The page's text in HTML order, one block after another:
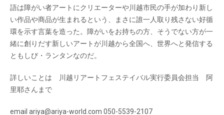
語は障がい者アートにクリエーターや川越市民の手が加わり新し
い作品や商品が生まれるという、まさに誰一人取り残さない好循
環を示す言葉を造った。障がいをお持ちの方、そうでない方が一
緒に創りだす新しいアートが川越から全国へ、世界へと発信する
ともしび・ランタンなのだ。
詳しいことは 川越リアートフェステイバル実行委員会担当 阿
里耶さんまで
email ariya@ariya-world.com 050-5539-2107